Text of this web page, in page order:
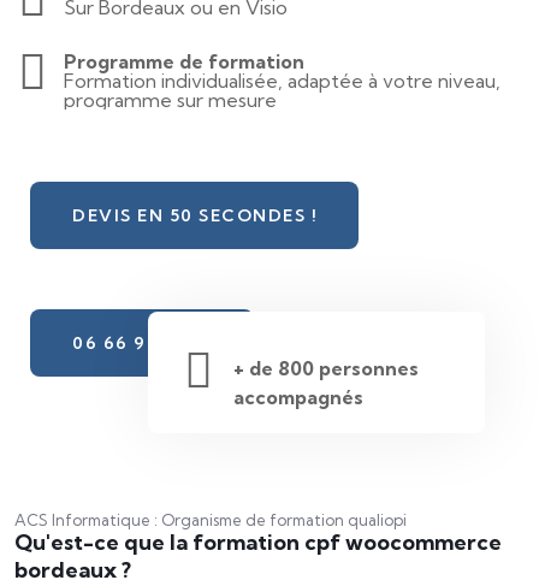
Sur Bordeaux ou en Visio
Programme de formation
Formation individualisée, adaptée à votre niveau,
programme sur mesure
DEVIS EN 50 SECONDES !
06 66 98 31 10
+ de 800 personnes
accompagnés
ACS Informatique : Organisme de formation qualiopi
Qu'est-ce que la formation cpf woocommerce
bordeaux ?